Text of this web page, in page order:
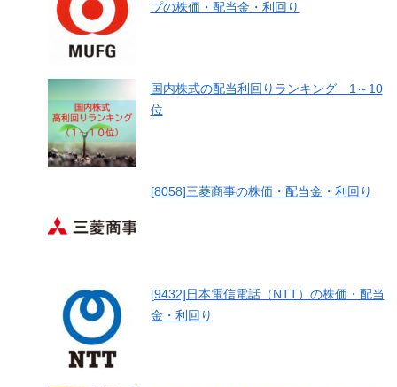
プの株価・配当金・利回り
国内株式の配当利回りランキング 1～10
位
[8058]三菱商事の株価・配当金・利回り
[9432]日本電信電話（NTT）の株価・配当
金・利回り